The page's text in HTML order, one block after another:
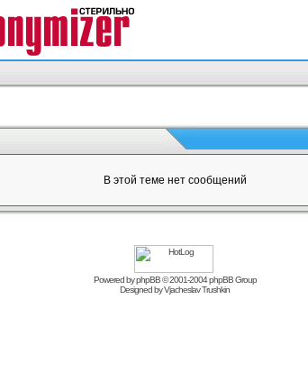
В этой теме нет сообщений
Powered byphpBB© 2001-2004 phpBB Group
Designed byVjacheslav Trushkin